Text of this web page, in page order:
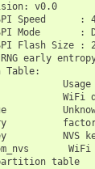
v0.0
Speed      :
Mode       :
Flash Size :
early
WiFi
factory
NVS
WiFi
table